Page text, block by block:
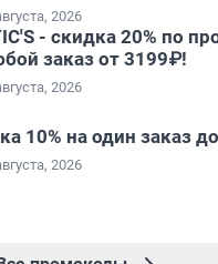
2026
- скидка 20% по
заказ от 3199₽!
2026
10% на один заказ
2026